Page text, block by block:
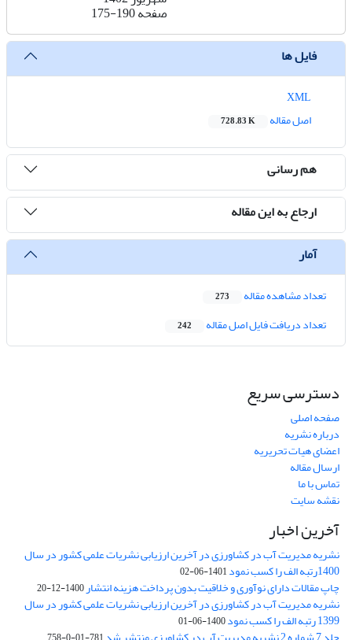
صفحه175-190
فایل ها
اصل مقاله
728.83 K
هم رسانی
ارجاع به این مقاله
آمار
تعداد مشاهده مقاله 273
تعداد دریافت فایل اصل مقاله 242
دسترسی سریع
صفحه اصلی
درباره نشریه
اعضای هیات تحریریه
ارسال مقاله
تماس با ما
نقشه سایت
آخرین اخبار
نشریه مدیریت آب در کشاورزی در آخرین ارزیابی نشریات علمی کشور در سال
1400رتبه الف را کسب نمود 1401-06-02
چاپ مقالات دارای نوآوری و خلاقیت بدون پرداخت هزینه انتشار1400-12-20
نشریه مدیریت آب در کشاورزی در آخرین ارزیابی نشریات علمی کشور در سال
1399 رتبه الف را کسب نمود 1400-06-01